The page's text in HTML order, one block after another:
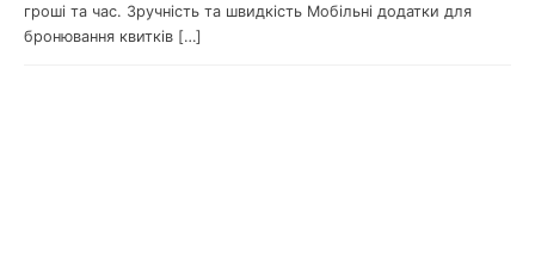
гроші та час. Зручність та швидкість Мобільні додатки для
бронювання квитків […]